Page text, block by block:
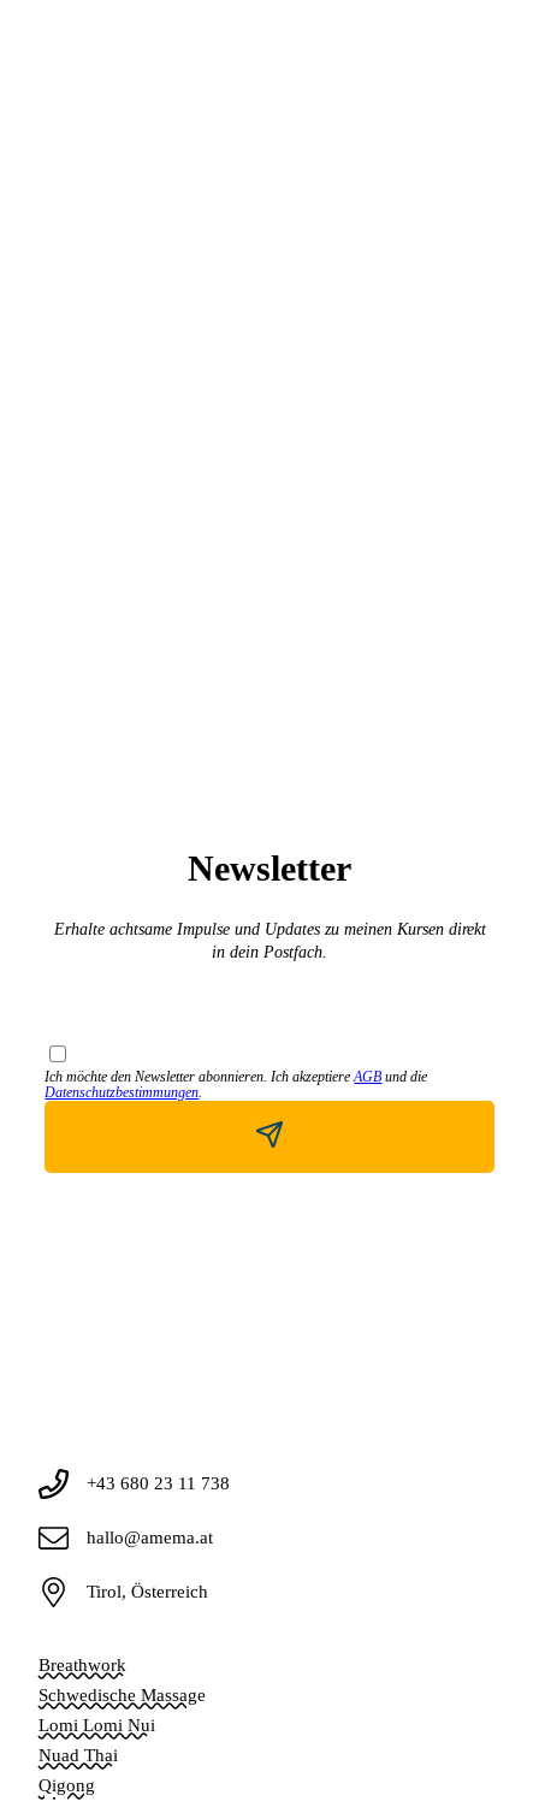
Newsletter
Erhalte achtsame Impulse und Updates zu meinen Kursen direkt
in dein Postfach.
Ich möchte den Newsletter abonnieren. Ich akzeptiereAGB und die
Datenschutzbestimmungen
+43 680 23 11 738
hallo@amema.at
Tirol, Österreich
Breathwork
Schwedische Massage
Lomi Lomi Nui
Nuad Thai
Qigong